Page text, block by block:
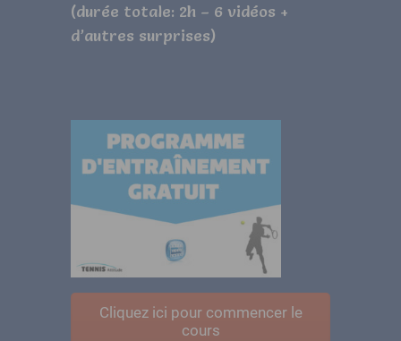
(durée totale: 2h – 6 vidéos +
d’autres surprises)
Cliquez ici pour commencer le
cours